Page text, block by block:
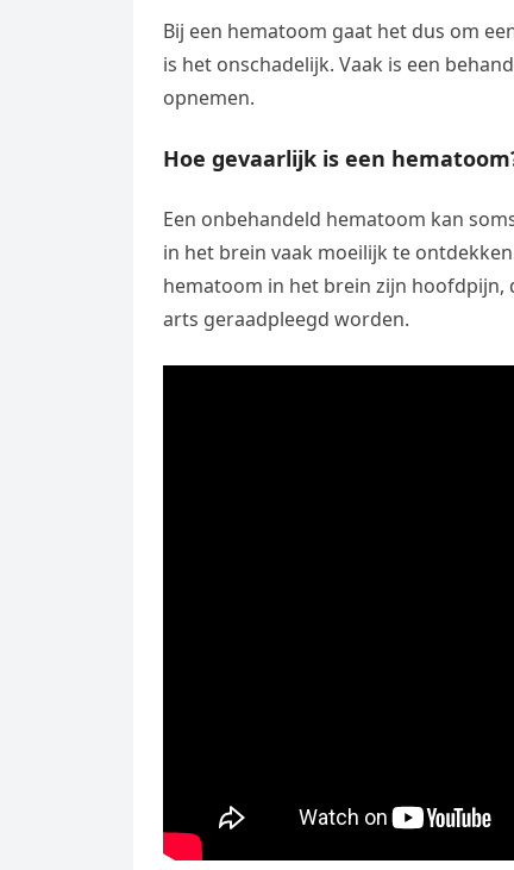
Bij een hematoom gaat het dus om
is het onschadelijk. Vaak is een
opnemen.
Hoe gevaarlijk is een
Een onbehandeld hematoom kan
in het brein vaak moeilijk te
hematoom in het brein zijn hoofdpijn,
arts geraadpleegd worden.